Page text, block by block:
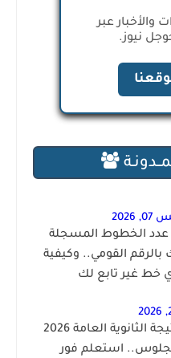
والأخبار عبر
نيوز.
عدد الخطوط المسجلة
القومي.. وكيفية
خط غير تابع لك
رابط نتيجة الثانوية العامة 2026
استعلم فور